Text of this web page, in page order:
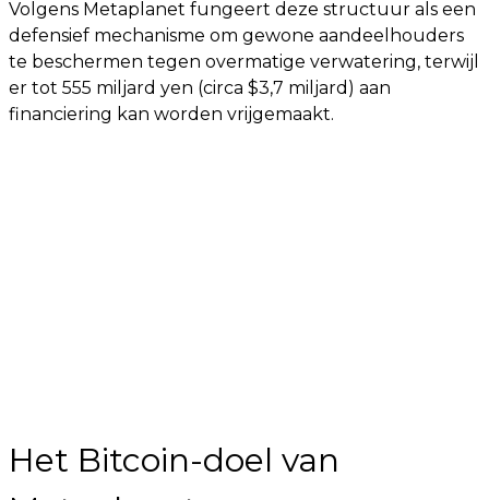
Volgens Metaplanet fungeert deze structuur als een
defensief mechanisme om gewone aandeelhouders
te beschermen tegen overmatige verwatering, terwijl
er tot 555 miljard yen (circa $3,7 miljard) aan
financiering kan worden vrijgemaakt.
Het Bitcoin-doel van